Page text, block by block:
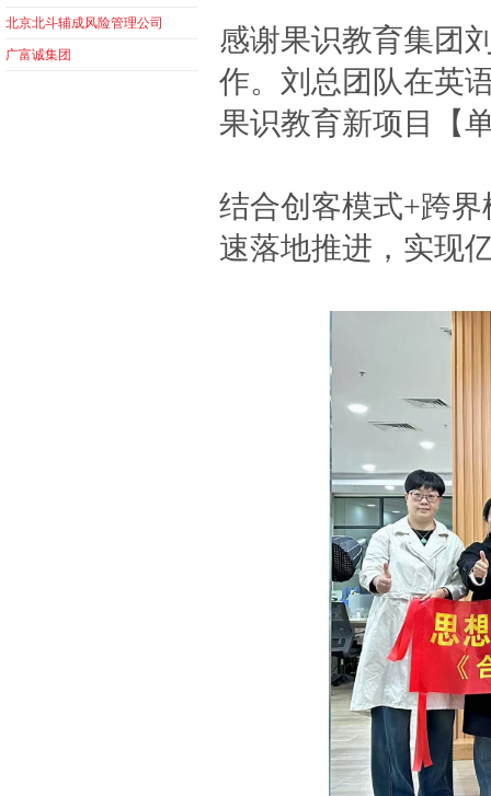
北京北斗辅成风险管理公司
广富诚集团
感谢果识教育集团
作。刘总团队在英
果识教育新项目【
结合创客模式+跨
速落地推进，实现